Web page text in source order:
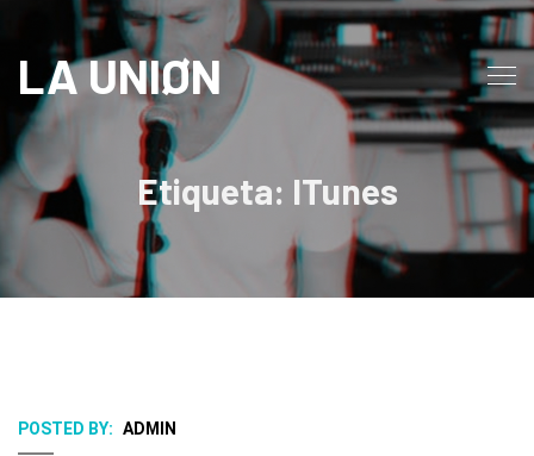
LA UNIØN
Etiqueta: ITunes
POSTED BY: ADMIN